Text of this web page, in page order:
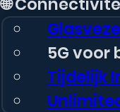
5G voor
Tijdelijk